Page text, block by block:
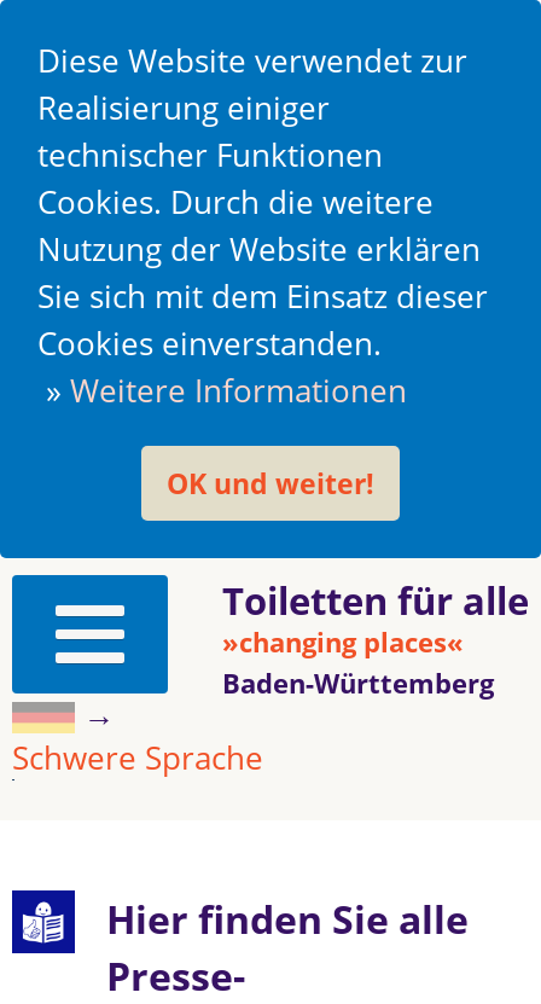
Diese Website verwendet zur
Realisierung einiger
technischer Funktionen
Cookies. Durch die weitere
Nutzung der Website erklären
Sie sich mit dem Einsatz dieser
Cookies einverstanden.
»Weitere Informationen
OK und weiter!
Toiletten für alle
»changing places«
Baden-Württemberg
→
Schwere Sprache
Hier finden Sie alle
Presse-